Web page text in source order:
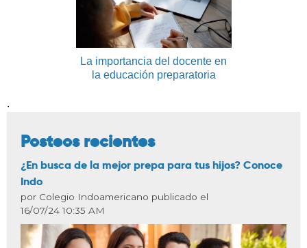
La importancia del docente en
la educación preparatoria
.
Posteos recientes
¿En busca de la mejor prepa para tus hijos? Conoce
Indo
por Colegio Indoamericano publicado el
16/07/24 10:35 AM